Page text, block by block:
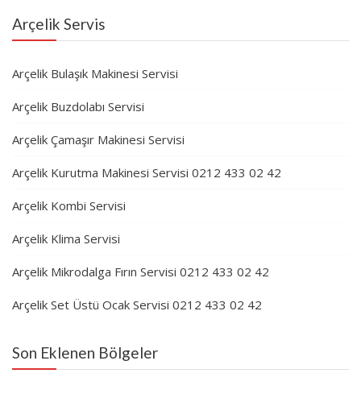
Arçelik Servis
Arçelik Bulaşık Makinesi Servisi
Arçelik Buzdolabı Servisi
Arçelik Çamaşır Makinesi Servisi
Arçelik Kurutma Makinesi Servisi 0212 433 02 42
Arçelik Kombi Servisi
Arçelik Klima Servisi
Arçelik Mikrodalga Fırın Servisi 0212 433 02 42
Arçelik Set Üstü Ocak Servisi 0212 433 02 42
Son Eklenen Bölgeler